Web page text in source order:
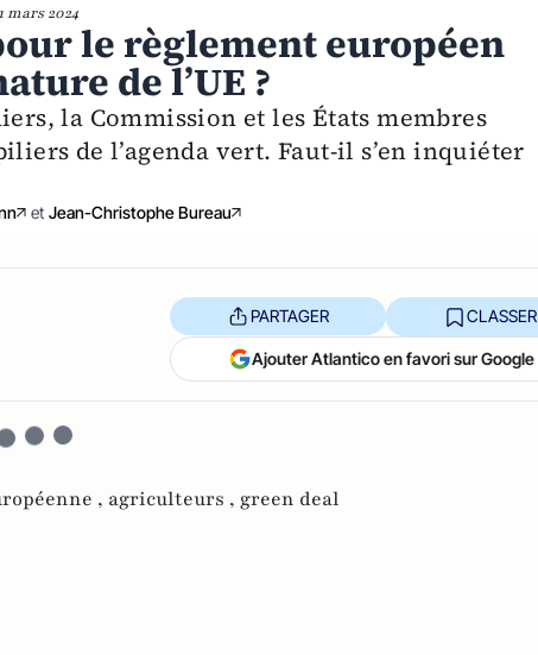
mars 2024
le règlement européen
de l’UE ?
la Commission et les États membres
de l’agenda vert. Faut-il s’en inquiéter
et Jean-Christophe Bureau
PARTAGER CLASSER
Ajouter Atlantico en favori sur Google
, agriculteurs , green deal